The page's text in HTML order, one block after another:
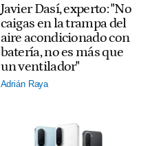
Javier Dasí, experto: "No
caigas en la trampa del
aire acondicionado con
batería, no es más que
un ventilador"
Adrián Raya